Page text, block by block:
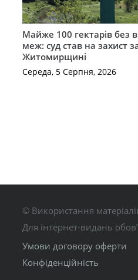
Майже 100 гектарів без
меж: суд став на захист
Житомирщині
Середа, 5 Серпня, 2026
© Використання
Для інтернет-видань
Умови договору оферти
Конфіденційність